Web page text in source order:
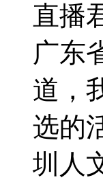
直播
广东
道，
选的
圳人